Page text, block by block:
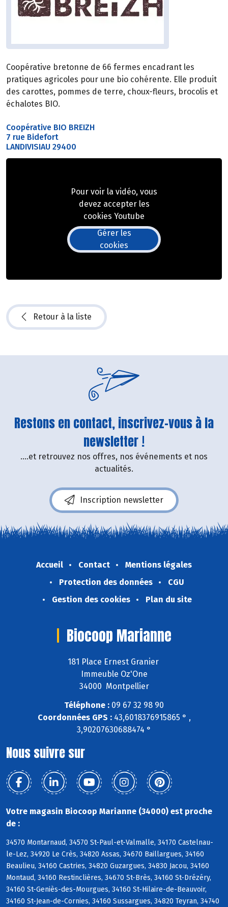
Coopérative bretonne de 66 fermes encadrant les
pratiques agricoles pour une bio cohérente. Elle produit
des carottes, pommes de terre, choux-fleurs, brocolis et
échalotes BIO.
Coopérative BIO BREIZH
7 rue Bidefort
LANDIVISIAU 29400
Pour voir la vidéo, vous
devez accepter les
cookies Youtube
Gérer les
cookies
Retour à la liste
Restons en contact, inscrivez-vous à la
newsletter !
....et retrouvez nos offres, nos événements et nos
actualités.
Inscription newsletter
Accueil Contact
Mentions légales
Protection des données
CGU
Gestion des cookies
Plan du site
Biocoop Marianne
181 Place Ernest Granier
Immeuble Oz'One
34000 Montpellier
Téléphone : 09 67 32 98 90
Coordonnées GPS :43,6018376915865 ° ,
3,90207630688474 °
Nous suivre sur
Votre magasin Biocoop Marianne (34000) est proche
de :
34570 Montarnaud, 34570 St-Paul-et-Valmalle, 34170 Castelnau-
le-Lez, 34920 Le Crès, 34820 Assas, 34670 Baillargues, 34160
Beaulieu, 34160 Castries, 34820 Guzargues, 34830 Jacou, 34160
Montaud, 34160 Restinclières, 34670 St-Brès, 34160 St-Drézéry,
34160 St-Geniès-des-Mourgues, 34160 St-Hilaire-de-Beauvoir,
34160 St-Jean-de-Cornies, 34160 Sussargues, 34820 Teyran, 34740